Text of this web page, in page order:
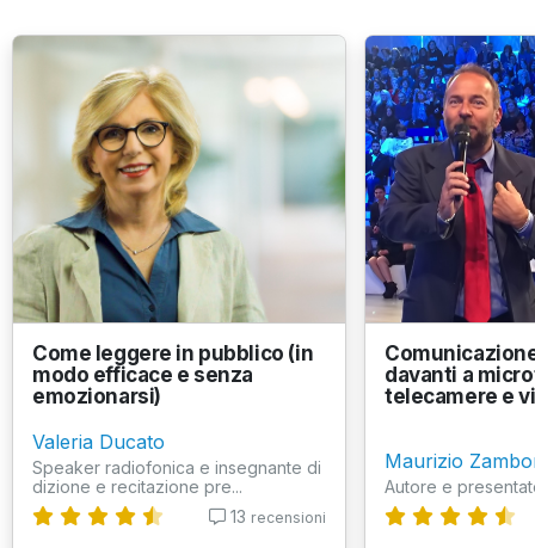
Come leggere in pubblico (in
modo efficace e senza
emozionarsi)
Valeria Ducato
Speaker radiofonica e insegnante di
dizione e recitazione pre...
13 recensioni
davanti a
telecamere e
Maurizio
Autore e